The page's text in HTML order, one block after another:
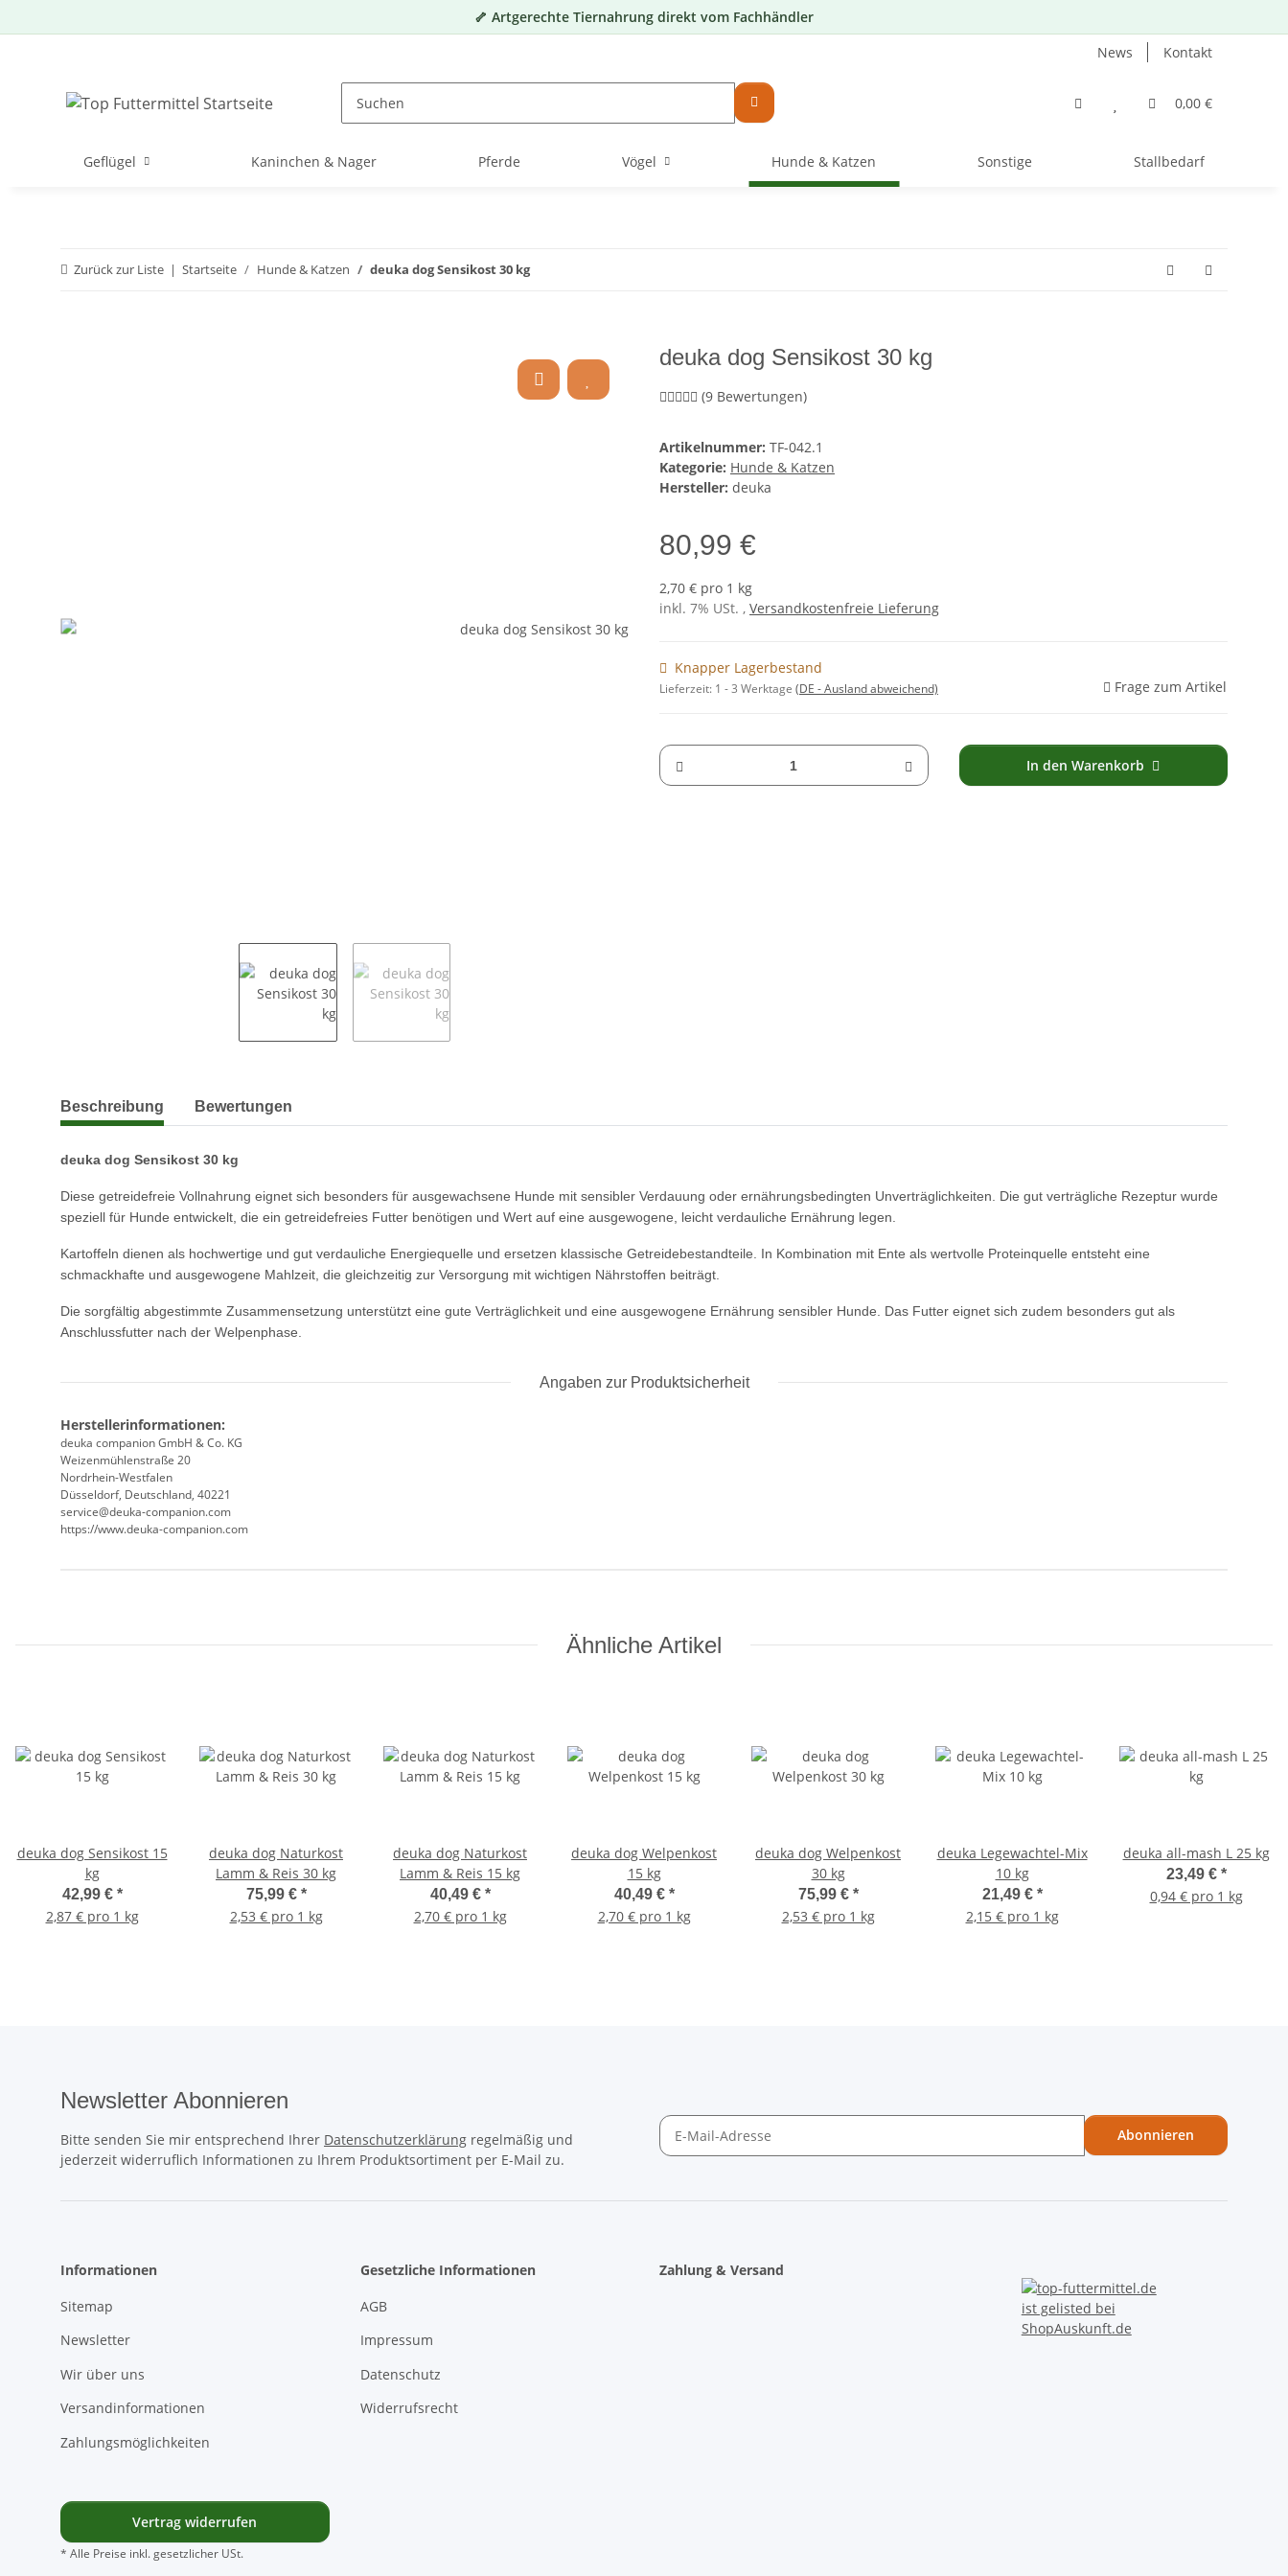
🦴 Artgerechte Tiernahrung direkt vom Fachhändler
News
Kontakt
0,00 €
Geflügel Kaninchen & Nager Pferde Vögel Hunde & Katzen Sonstige Stallbedarf
Zurück zur Liste Startseite Hunde & Katzen deuka dog Sensikost 30 kg
deuka dog Sensikost 30 kg
(9 Bewertungen)
Artikelnummer: TF-042.1
Kategorie: Hunde & Katzen
Hersteller: deuka
80,99 €
2,70 € pro 1 kg
inkl. 7% USt. , Versandkostenfreie Lieferung
Knapper Lagerbestand
Lieferzeit: 1 - 3 Werktage (DE - Ausland abweichend) Frage zum Artikel
In den Warenkorb
weitere Registerkarten anzeigen
Beschreibung Bewertungen
deuka dog Sensikost 30 kg
Diese getreidefreie Vollnahrung eignet sich besonders für ausgewachsene Hunde mit sensibler Verdauung oder ernährungsbedingten Unverträglichkeiten. Die gut verträgliche Rezeptur wurde
speziell für Hunde entwickelt, die ein getreidefreies Futter benötigen und Wert auf eine ausgewogene, leicht verdauliche Ernährung legen.
Kartoffeln dienen als hochwertige und gut verdauliche Energiequelle und ersetzen klassische Getreidebestandteile. In Kombination mit Ente als wertvolle Proteinquelle entsteht eine
schmackhafte und ausgewogene Mahlzeit, die gleichzeitig zur Versorgung mit wichtigen Nährstoffen beiträgt.
Die sorgfältig abgestimmte Zusammensetzung unterstützt eine gute Verträglichkeit und eine ausgewogene Ernährung sensibler Hunde. Das Futter eignet sich zudem besonders gut als
Anschlussfutter nach der Welpenphase.
Angaben zur Produktsicherheit
Herstellerinformationen:
deuka companion GmbH & Co. KG
Weizenmühlenstraße 20
Nordrhein-Westfalen
Düsseldorf, Deutschland, 40221
service@deuka-companion.com
https://www.deuka-companion.com
Ähnliche Artikel
deuka dog Sensikost 15
kg
42,99 € *
2,87 € pro 1 kg
deuka dog Naturkost
Lamm & Reis 30 kg
75,99 € *
2,53 € pro 1 kg
deuka dog Naturkost
Lamm & Reis 15 kg
40,49 € *
2,70 € pro 1 kg
deuka dog Welpenkost
15 kg
40,49 € *
2,70 € pro 1 kg
deuka dog Welpenkost
30 kg
75,99 € *
2,53 € pro 1 kg
deuka Legewachtel-Mix
10 kg
21,49 € *
2,15 € pro 1 kg
deuka all-mash L 25 kg
23,49 € *
0,94 € pro 1 kg
Newsletter Abonnieren
Bitte senden Sie mir entsprechend Ihrer Datenschutzerklärung regelmäßig und
jederzeit widerruflich Informationen zu Ihrem Produktsortiment per E-Mail zu.
Abonnieren
Informationen
Sitemap
Newsletter
Wir über uns
Versandinformationen
Zahlungsmöglichkeiten
Gesetzliche Informationen
AGB
Impressum
Datenschutz
Widerrufsrecht
Zahlung & Versand
Vertrag widerrufen
* Alle Preise inkl. gesetzlicher USt.